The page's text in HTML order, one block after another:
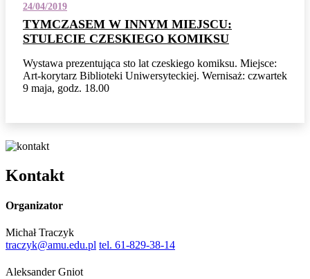
24/04/2019
TYMCZASEM W INNYM MIEJSCU:
STULECIE CZESKIEGO KOMIKSU
Wystawa prezentująca sto lat czeskiego komiksu. Miejsce:
Art-korytarz Biblioteki Uniwersyteckiej. Wernisaż: czwartek
9 maja, godz. 18.00
Kontakt
Organizator
Michał Traczyk
traczyk@amu.edu.pl tel. 61-829-38-14
Aleksander Gniot